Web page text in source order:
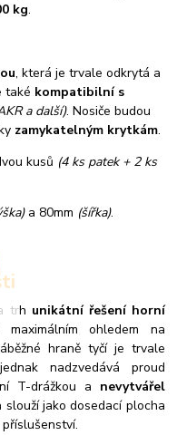
kg.
, která je trvale odkrytá a
také kompatibilní s
a další). Nosiče budou
zamykatelným krytkám.
kusů (4 ks patek + 2 ks
a 80mm (šířka).
trh unikátní řešení horní
ohledem na
hraně tyčí je trvale
nadzvedává proud
T-drážkou a nevytvářel
jako dosedací plocha